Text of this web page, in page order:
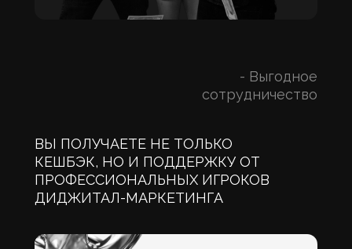
- Выгодное
сотрудничество
ВЫ ПОЛУЧАЕТЕ НЕ ТОЛЬКО
КЕШБЭК, НО И ПОДДЕРЖКУ ОТ
ПРОФЕССИОНАЛЬНЫХ ИГРОКОВ
ДИДЖИТАЛ-МАРКЕТИНГА